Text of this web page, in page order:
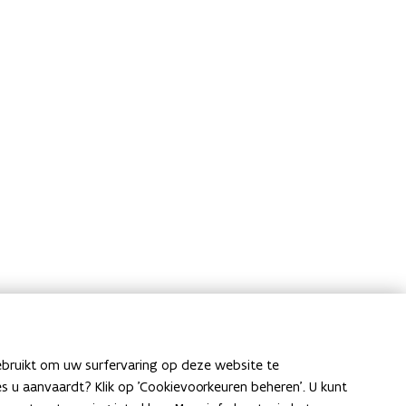
om uw surfervaring op deze website te
aanvaardt? Klik op 'Cookievoorkeuren beheren'. U kunt